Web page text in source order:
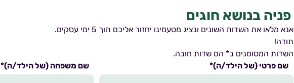
פניה בנושא חוגים
אנא מלאו את השדות השונים ונציג מטעמינו יחזור אליכם תוך 5 ימי עסקים.
תודה!
השדות המסומנים ב* הם שדות חובה.
שם פרטי (של הילד/ה)*
שם משפחה (של הילד/ה)*